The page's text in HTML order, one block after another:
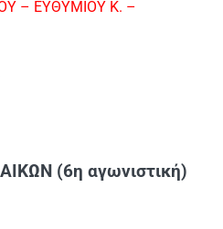
– ΕΥΘΥΜΙΟΥ Κ. –
(6η αγωνιστική)